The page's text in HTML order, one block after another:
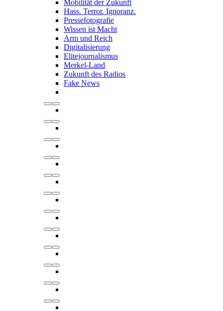
Mobilität der Zukunft
Hass. Terror. Ignoranz.
Pressefotografie
Wissen ist Macht
Arm und Reich
Digitalisierung
Elitejournalismus
Merkel-Land
Zukunft des Radios
Fake News